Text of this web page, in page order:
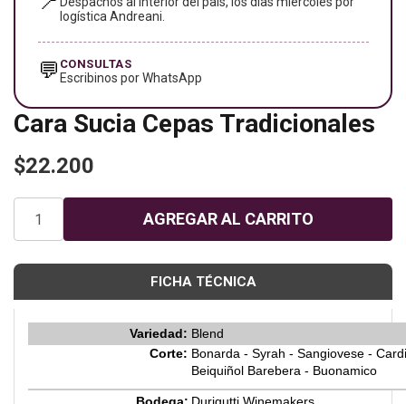
logística Andreani.
💬 CONSULTAS
Escribinos por WhatsApp
Cara Sucia Cepas Tradicionales
$22.200
FICHA TÉCNICA
Variedad: Blend
Corte: Bonarda - Syrah - Sangiovese -
Beiquiñol Barebera - Buonamico